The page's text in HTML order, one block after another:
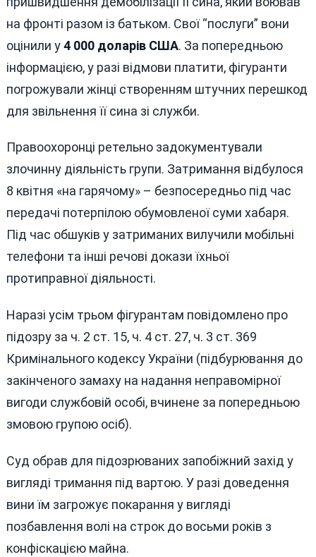
на фронті разом із батьком. Свої “послуги” вони
оцінили у4 000 доларів США. За попередньою
інформацією, у разі відмови платити, фігуранти
погрожували жінці створенням штучних перешкод
для звільнення її сина зі служби.
Правоохоронці ретельно задокументували
злочинну діяльність групи. Затримання відбулося
8 квітня «на гарячому» – безпосередньо під час
передачі потерпілою обумовленої суми хабаря.
Під час обшуків у затриманих вилучили мобільні
телефони та інші речові докази їхньої
протиправної діяльності.
Наразі усім трьом фігурантам повідомлено про
підозру за ч. 2 ст. 15, ч. 4 ст. 27, ч. 3 ст. 369
Кримінального кодексу України (підбурювання до
закінченого замаху на надання неправомірної
вигоди службовій особі, вчинене за попередньою
змовою групою осіб).
Суд обрав для підозрюваних запобіжний захід у
вигляді тримання під вартою. У разі доведення
вини їм загрожує покарання у вигляді
позбавлення волі на строк до восьми років з
конфіскацією майна.